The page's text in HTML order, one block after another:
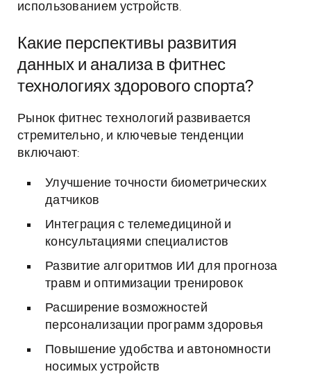
использованием устройств.
Какие перспективы развития
данных и анализа в фитнес
технологиях здорового спорта?
Рынок фитнес технологий развивается
стремительно, и ключевые тенденции
включают:
Улучшение точности биометрических
датчиков
Интеграция с телемедициной и
консультациями специалистов
Развитие алгоритмов ИИ для прогноза
травм и оптимизации тренировок
Расширение возможностей
персонализации программ здоровья
Повышение удобства и автономности
носимых устройств